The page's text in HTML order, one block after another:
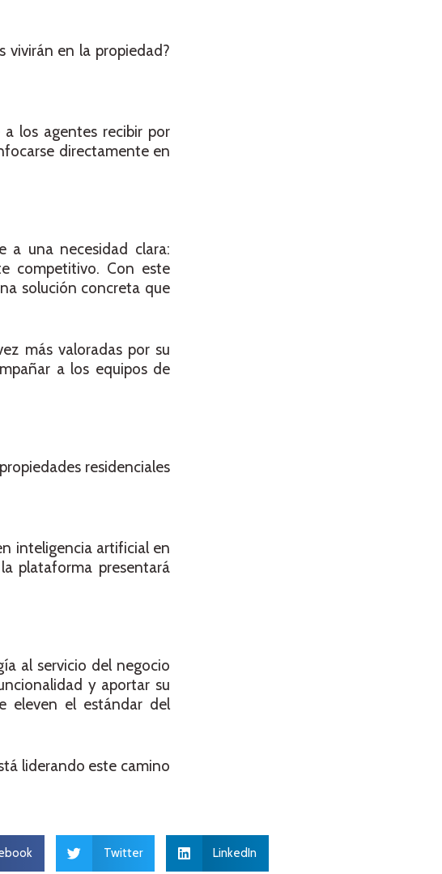
vivirán en la propiedad?
los agentes recibir por
directamente en
a una necesidad clara:
competitivo. Con este
solución concreta que
más valoradas por su
a los equipos de
residenciales
inteligencia artificial en
plataforma presentará
al servicio del negocio
y aportar su
eleven el estándar del
liderando este camino
Twitter LinkedIn